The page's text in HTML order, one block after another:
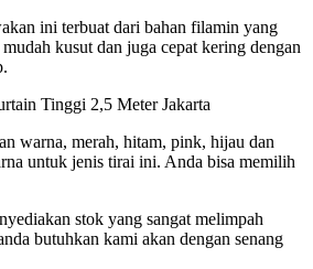
ini terbuat dari bahan filamin yang
kusut dan juga cepat kering dengan
warna, merah, hitam, pink, hijau dan
untuk jenis tirai ini. Anda bisa memilih
stok yang sangat melimpah
butuhkan kami akan dengan senang